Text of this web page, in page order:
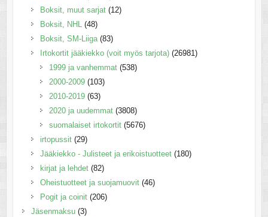
Boksit, muut sarjat (12)
Boksit, NHL
(48)
Boksit, SM-Liiga (83)
Irtokortit jääkiekko (voit myös tarjota) (26981)
1999 ja vanhemmat (538)
2000-2009 (103)
2010-2019 (63)
2020 ja uudemmat (3808)
suomalaiset irtokortit (5676)
irtopussit (29)
Jääkiekko - Julisteet ja erikoistuotteet (180)
kirjat ja lehdet (82)
Oheistuotteet ja suojamuovit (46)
Pogit ja coinit (206)
Jäsenmaksu (3)